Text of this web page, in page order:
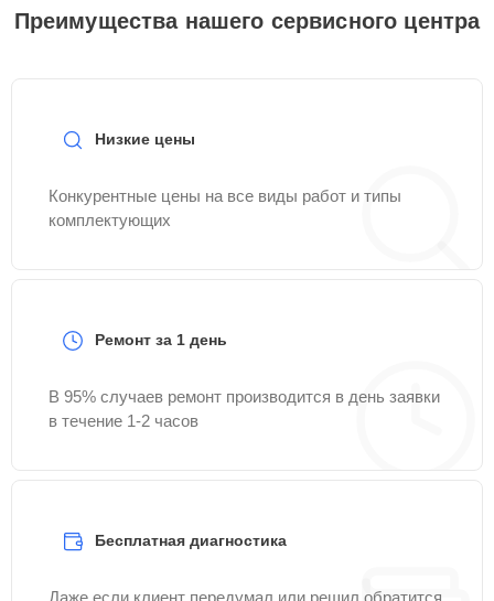
клиентах. Для расчета итоговой стоимости ремонта
плеера достаточно позвонить по телефону горячей
Преимущества нашего сервисного центра
Низкие цены
Конкурентные цены на все виды работ и типы
комплектующих
Ремонт за 1 день
В 95% случаев ремонт производится в день заявки
в течение 1-2 часов
Бесплатная диагностика
Даже если клиент передумал или решил обратится